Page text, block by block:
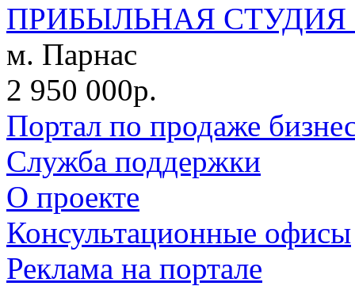
ПРИБЫЛЬНАЯ СТУДИЯ
м. Парнас
2 950 000р.
Портал по продаже
Служба поддержки
О проекте
Консультационные офисы
Реклама на портале